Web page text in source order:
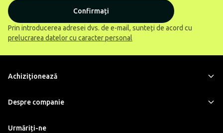
Confirmați
Prin introducerea adresei dvs. de e-mail, sunteți de acord cu
prelucrarea datelor cu caracter personal
Achiziţionează
Despre companie
Urmăriți-ne